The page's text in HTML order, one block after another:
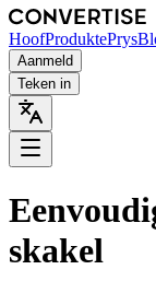
HoofProduktePrys
Aanmeld
Teken in
skakel